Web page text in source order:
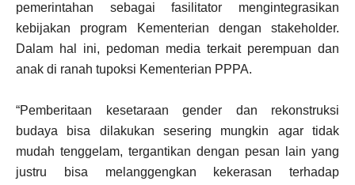
pemerintahan sebagai fasilitator mengintegrasikan
kebijakan program Kementerian dengan stakeholder.
Dalam hal ini, pedoman media terkait perempuan dan
anak di ranah tupoksi Kementerian PPPA.
“Pemberitaan kesetaraan gender dan rekonstruksi
budaya bisa dilakukan sesering mungkin agar tidak
mudah tenggelam, tergantikan dengan pesan lain yang
justru bisa melanggengkan kekerasan terhadap